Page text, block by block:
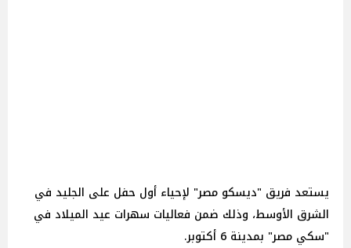
يستعد فريق "ديسكو مصر" لإحياء أول حفل على الجليد في
الشرق الأوسط، وذلك ضمن فعاليات سهرات عيد الميلاد في
"سكي مصر" بمدينة 6 أكتوبر.